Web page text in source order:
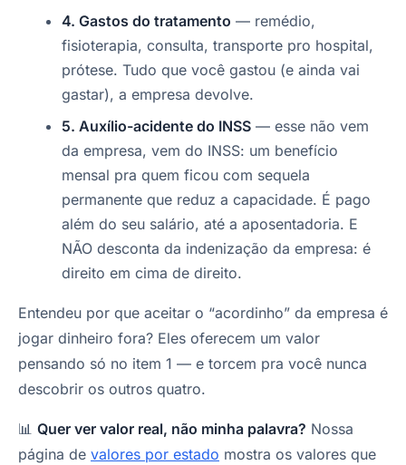
4. Gastos do tratamento — remédio,
fisioterapia, consulta, transporte pro hospital,
prótese. Tudo que você gastou (e ainda vai
gastar), a empresa devolve.
5. Auxílio-acidente do INSS — esse não vem
da empresa, vem do INSS: um benefício
mensal pra quem ficou com sequela
permanente que reduz a capacidade. É pago
além do seu salário, até a aposentadoria. E
NÃO desconta da indenização da empresa: é
direito em cima de direito.
Entendeu por que aceitar o “acordinho” da empresa é
jogar dinheiro fora? Eles oferecem um valor
pensando só no item 1 — e torcem pra você nunca
descobrir os outros quatro.
📊 Quer ver valor real, não minha palavra? Nossa
página de valores por estado mostra os valores que